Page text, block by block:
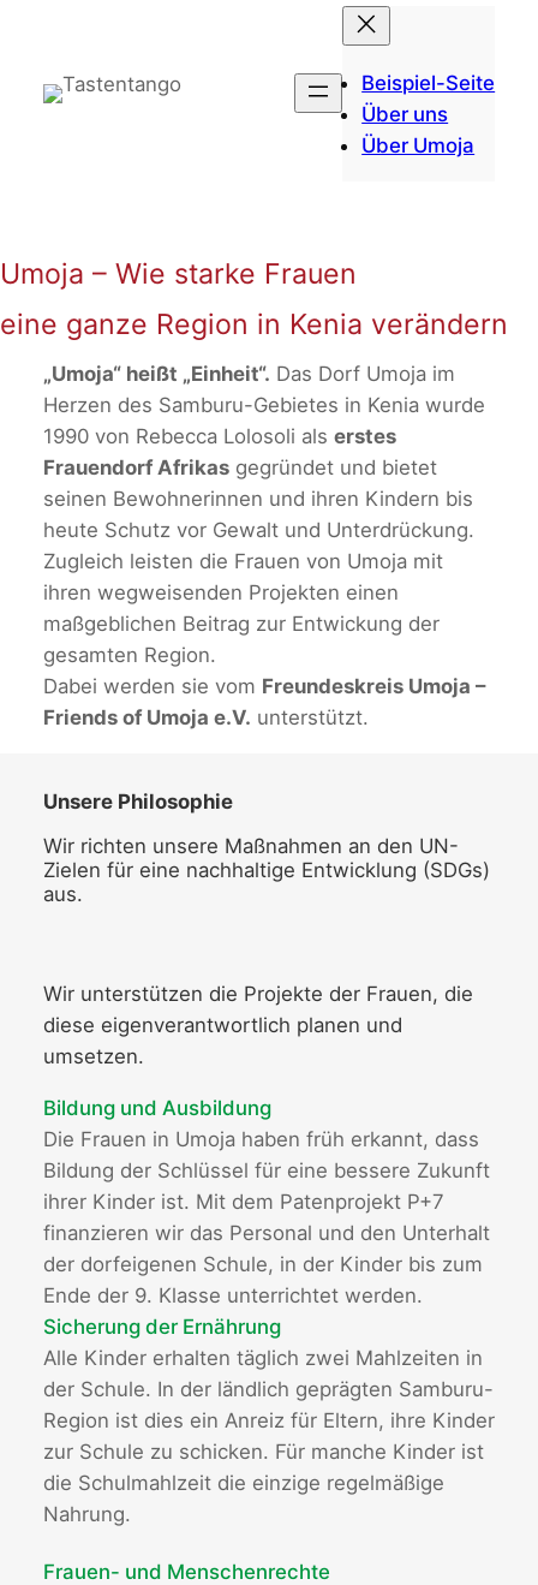
springen
Beispiel-Seite
Über uns
Über Umoja
Umoja – Wie starke Frauen
eine ganze Region in Kenia verändern
„Umoja“ heißt „Einheit“. Das Dorf Umoja im
Herzen des Samburu-Gebietes in Kenia wurde
1990 von Rebecca Lolosoli als erstes
Frauendorf Afrikasgegründet und bietet
seinen Bewohnerinnen und ihren Kindern bis
heute Schutz vor Gewalt und Unterdrückung.
Zugleich leisten die Frauen von Umoja mit
ihren wegweisenden Projekten einen
maßgeblichen Beitrag zur Entwickung der
gesamten Region.
Dabei werden sie vom Freundeskreis Umoja –
Friends of Umoja e.V. unterstützt.
Unsere Philosophie
Wir richten unsere Maßnahmen an den UN-
Zielen für eine nachhaltige Entwicklung (SDGs)
aus.
Wir unterstützen die Projekte der Frauen, die
diese eigenverantwortlich planen und
umsetzen.
Bildung und Ausbildung
Die Frauen in Umoja haben früh erkannt, dass
Bildung der Schlüssel für eine bessere Zukunft
ihrer Kinder ist. Mit dem Patenprojekt P+7
finanzieren wir das Personal und den Unterhalt
der dorfeigenen Schule, in der Kinder bis zum
Ende der 9. Klasse unterrichtet werden.
Sicherung der Ernährung
Alle Kinder erhalten täglich zwei Mahlzeiten in
der Schule. In der ländlich geprägten Samburu-
Region ist dies ein Anreiz für Eltern, ihre Kinder
zur Schule zu schicken. Für manche Kinder ist
die Schulmahlzeit die einzige regelmäßige
Nahrung.
Frauen- und Menschenrechte